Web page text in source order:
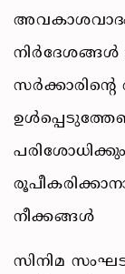
സർക്കാരിൻ്റെ
നീക്കങ്ങൾ
സിനിമ